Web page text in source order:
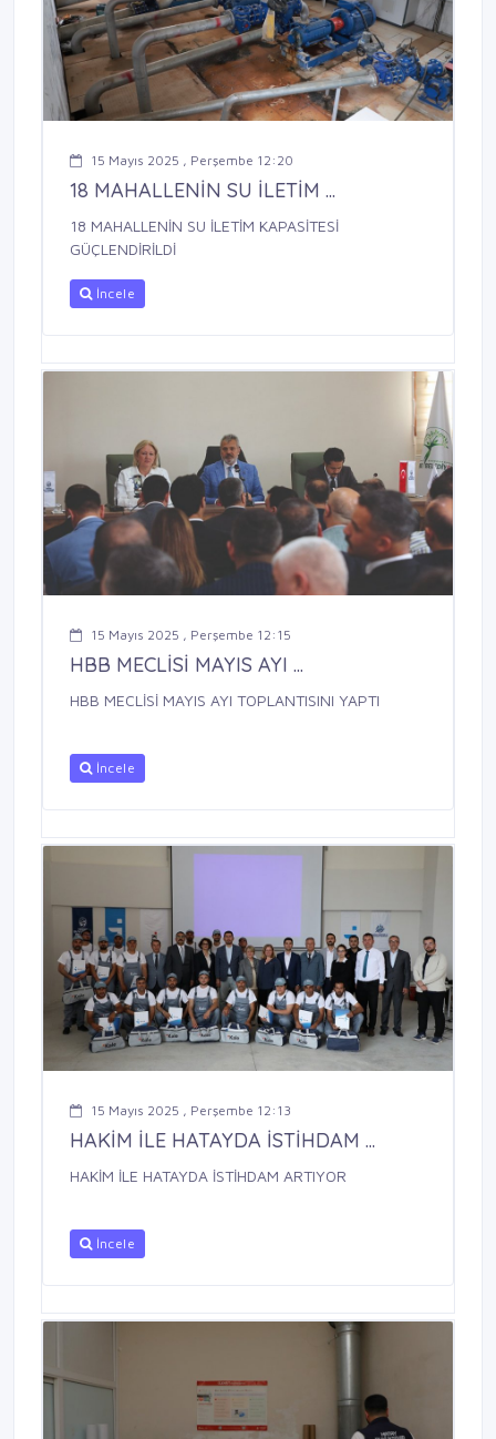
15 Mayıs 2025 , Perşembe 12:20
18 MAHALLENİN SU İLETİM ...
18 MAHALLENİN SU İLETİM KAPASİTESİ
GÜÇLENDİRİLDİ
İncele
15 Mayıs 2025 , Perşembe 12:15
HBB MECLİSİ MAYIS AYI ...
HBB MECLİSİ MAYIS AYI TOPLANTISINI YAPTI
İncele
15 Mayıs 2025 , Perşembe 12:13
HAKİM İLE HATAYDA İSTİHDAM ...
HAKİM İLE HATAYDA İSTİHDAM ARTIYOR
İncele